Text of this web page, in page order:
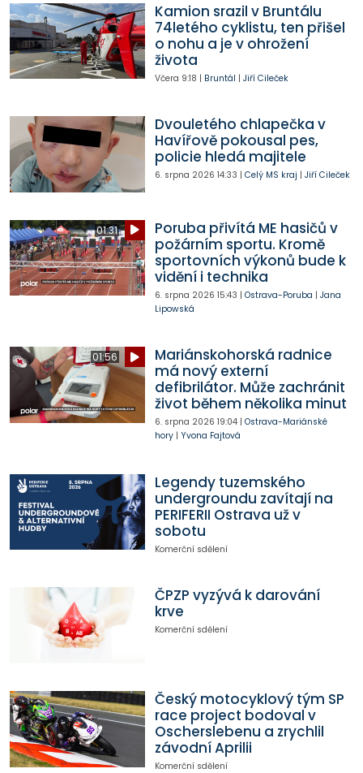
Kamion srazil v Bruntálu
74letého cyklistu, ten přišel
o nohu a je v ohrožení
života
Včera 9:18 | Bruntál | Jiří Cileček
Dvouletého chlapečka v
Havířově pokousal pes,
policie hledá majitele
6. srpna 2026 14:33 | Celý MS kraj | Jiří Cileček
01:31
Poruba přivítá ME hasičů v
požárním sportu. Kromě
sportovních výkonů bude k
vidění i technika
6. srpna 2026 15:43 | Ostrava-Poruba | Jana
Lipowská
01:56
Mariánskohorská radnice
má nový externí
defibrilátor. Může zachránit
život během několika minut
6. srpna 2026 19:04| Ostrava-Mariánské
hory| Yvona Fajtová
Legendy tuzemského
undergroundu zavítají na
PERIFERII Ostrava už v
sobotu
Komerční sdělení
ČPZP vyzývá k darování
krve
Komerční sdělení
Český motocyklový tým SP
race project bodoval v
Oscherslebenu a zrychlil
závodní Aprilii
Komerční sdělení